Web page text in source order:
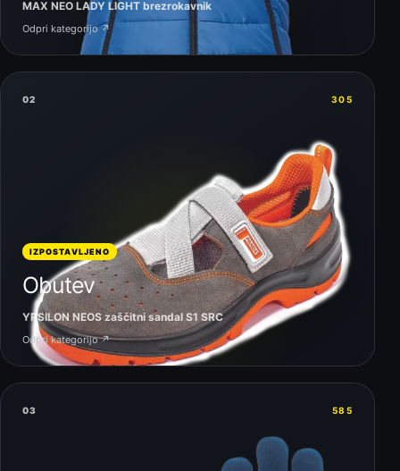
MAX NEO LADY LIGHT brezrokavnik
Odpri kategorijo ↗
02 305
IZPOSTAVLJENO
Obutev
YPSILON NEOS zaščitni sandal S1 SRC
Odpri kategorijo ↗
03 585